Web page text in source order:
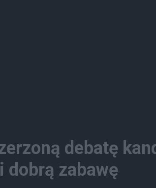
debatę
dobrą zabawę